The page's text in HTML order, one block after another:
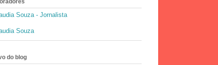
Souza - Jornalista
Souza
do blog